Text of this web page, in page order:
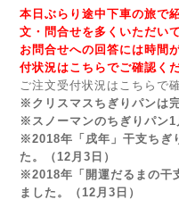
本日ぶらり途中下車の旅で
文・問合せを多くいただい
お問合せへの回答には時間
付状況はこちらでご確認くだ
ご注文受付状況はこちらで
※ クリスマスちぎりパンは
※ スノーマンのちぎりパン1
※2018年「戌年」干支ちぎ
た。（12月3日）
※2018年「開運だるまの干
ました。（12月3日）